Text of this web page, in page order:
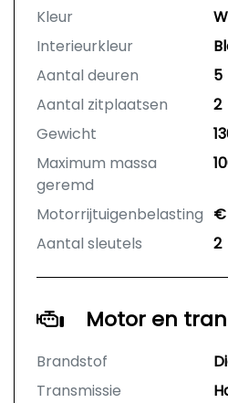
Kleur
Interieurkleur
Aantal deuren
5
Aantal zitplaatsen
2
Gewicht
Maximum massa
geremd
Motorrijtuigenbelasting €
Aantal sleutels
2
Motor en
Brandstof
Transmissie